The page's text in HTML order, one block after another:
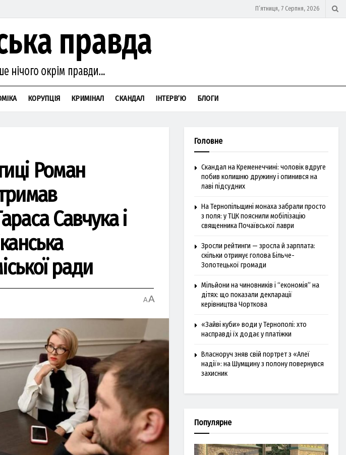
П’ятниця, 7 Серпня, 2026
КОРУПЦІЯ КРИМІНАЛ СКАНДАЛ ІНТЕРВ’Ю БЛОГИ
Роман
Савчука і
ради
AA
Головне
Скандал на Кременеччині: чоловік вдруге
побив колишню дружину і опинився на
лаві підсудних
На Тернопільщині монаха забрали просто
з поля: у ТЦК пояснили мобілізацію
священника Почаївської лаври
Зросли рейтинги — зросла й зарплата:
скільки отримує голова Більче-
Золотецької громади
Мільйони на чиновників і “економія” на
дітях: що показали декларації
керівництва Чорткова
«Зайві куби» води у Тернополі: хто
насправді їх додає у платіжки
Власноруч зняв свій портрет з «Алеї
надії»: на Шумщину з полону повернувся
захисник
Популярне